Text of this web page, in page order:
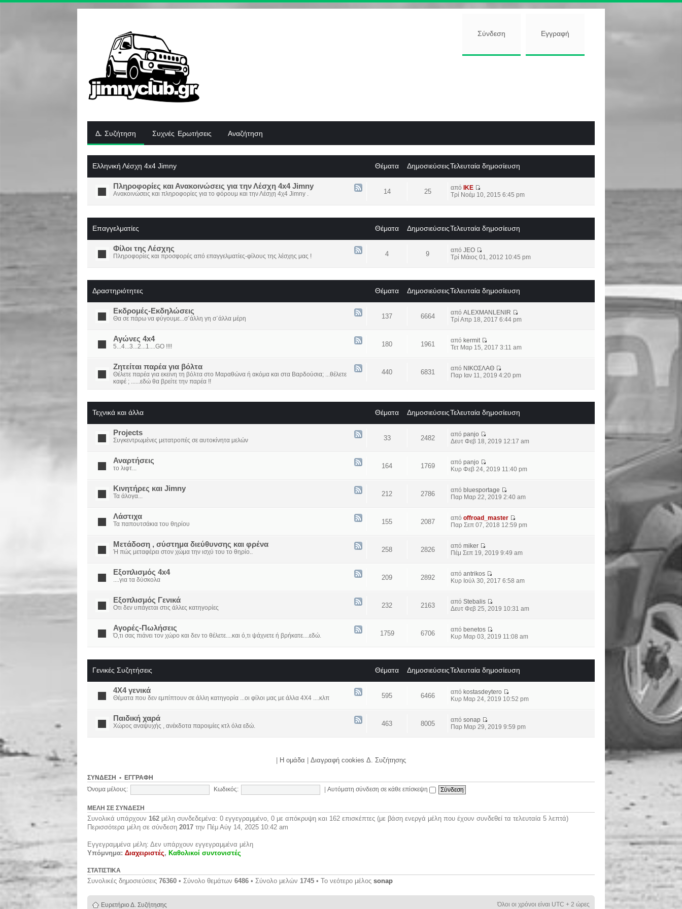
Σύνδεση Εγγραφή
Δ. Συζήτηση Συχνές Ερωτήσεις Αναζήτηση
Ελληνική Λέσχη 4x4 Jimny Θέματα ΔημοσιεύσειςΤελευταία δημοσίευση
Πληροφορίες και Ανακοινώσεις για την Λέσχη 4x4 Jimny
Ανακοινώσεις και πληροφορίες για το φόρουμ και την Λέσχη 4χ4 Jimny . 14 25 από
IKE
Τρί Νοέμ 10, 2015 6:45 pm
Επαγγελματίες Θέματα ΔημοσιεύσειςΤελευταία δημοσίευση
Φίλοι της Λέσχης
Πληροφορίες και προσφορές από επαγγελματίες-φίλους της λέσχης μας ! 4 9 απόJEO
Τρί Μάιος 01, 2012 10:45 pm
Δραστηριότητες Θέματα ΔημοσιεύσειςΤελευταία δημοσίευση
Εκδρομές-Εκδηλώσεις
Θα σε πάρω να φύγουμε...σ΄άλλη γη σ΄άλλα μέρη 137 6664 απόALEXMANLENIR
Τρί Απρ 18, 2017 6:44 pm
Αγώνες 4x4
5...4...3...2...1....GO !!!! 180 1961 από kermit
Τετ Μαρ 15, 2017 3:11 am
Ζητείται παρέα για βόλτα
Θέλετε παρέα για εκείνη τη βόλτα στο Μαραθώνα ή ακόμα και στα Βαρδούσια; ...θέλετε
καφέ ; ......εδώ θα βρείτε την παρέα !!
440 6831 από ΝΙΚΟΣΛΑΘ
Παρ Ιαν 11, 2019 4:20 pm
Τεχνικά και άλλα Θέματα ΔημοσιεύσειςΤελευταία δημοσίευση
Projects
Συγκεντρωμένες μετατροπές σε αυτοκίνητα μελών 33 2482 απόpanjo
Δευτ Φεβ 18, 2019 12:17 am
Αναρτήσεις
το λιφτ... 164 1769 απόpanjo
Κυρ Φεβ 24, 2019 11:40 pm
Κινητήρες και Jimny
Τα άλογα... 212 2786 από bluesportage
Παρ Μαρ 22, 2019 2:40 am
Λάστιχα
Τα παπουτσάκια του θηρίου 155 2087 απόoffroad_master
Παρ Σεπ 07, 2018 12:59 pm
Μετάδοση , σύστημα διεύθυνσης και φρένα
Ή πώς μεταφέρει στον χώμα την ισχύ του το θηρίο.. 258 2826 απόmiker
Πέμ Σεπ 19, 2019 9:49 am
Εξοπλισμός 4x4
....για τα δύσκολα 209 2892 απόantrikos
Κυρ Ιούλ 30, 2017 6:58 am
Εξοπλισμός Γενικά
Οτι δεν υπάγεται στις άλλες κατηγορίες 232 2163 απόStebalis
Δευτ Φεβ 25, 2019 10:31 am
Αγορές-Πωλήσεις
Ό,τι σας πιάνει τον χώρο και δεν το θέλετε....και ό,τι ψάχνετε ή βρήκατε....εδώ. 1759 6706 από benetos
Κυρ Μαρ 03, 2019 11:08 am
Γενικές Συζητήσεις Θέματα ΔημοσιεύσειςΤελευταία δημοσίευση
4X4 γενικά
Θέματα που δεν εμπίπτουν σε άλλη κατηγορία ...οι φίλοι μας με άλλα 4Χ4 ....κλπ 595 6466 από kostasdeytero
Κυρ Μαρ 24, 2019 10:52 pm
Παιδική χαρά
Χώρος αναψυχής , ανέκδοτα παροιμίες κτλ όλα εδώ. 463 8005 απόsonap
Παρ Μαρ 29, 2019 9:59 pm
Η ομάδα Διαγραφή cookies Δ. Συζήτησης
ΣΎΝΔΕΣΗ • ΕΓΓΡΑΦΉ
Όνομα μέλους: Κωδικός: Αυτόματη σύνδεση σε κάθε επίσκεψη
ΜΈΛΗ ΣΕ ΣΎΝΔΕΣΗ
Συνολικά υπάρχουν 162 μέλη συνδεδεμένα: 0 εγγεγραμμένο, 0 με απόκρυψη και 162 επισκέπτες (με βάση ενεργά μέλη που έχουν συνδεθεί τα τελευταία 5 λεπτά)
Περισσότερα μέλη σε σύνδεση 2017 την Πέμ Αύγ 14, 2025 10:42 am
Εγγεγραμμένα μέλη: Δεν υπάρχουν εγγεγραμμένα μέλη
Υπόμνημα: Διαχειριστές, Καθολικοί συντονιστές
ΣΤΑΤΙΣΤΙΚΆ
Συνολικές δημοσιεύσεις 76360 • Σύνολο θεμάτων 6486 • Σύνολο μελών 1745 • Το νεότερο μέλος sonap
Ευρετήριο Δ. Συζήτησης Όλοι οι χρόνοι είναι UTC + 2 ώρες